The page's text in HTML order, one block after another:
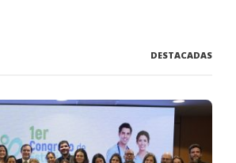
DESTACADAS